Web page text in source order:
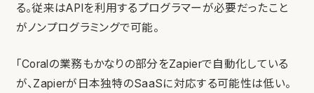
る。従来はAPIを利用するプログラマーが必要だったこと
がノンプログラミングで可能。
「Coralの業務もかなりの部分をZapierで自動化している
が、Zapierが日本独特のSaaSに対応する可能性は低い。